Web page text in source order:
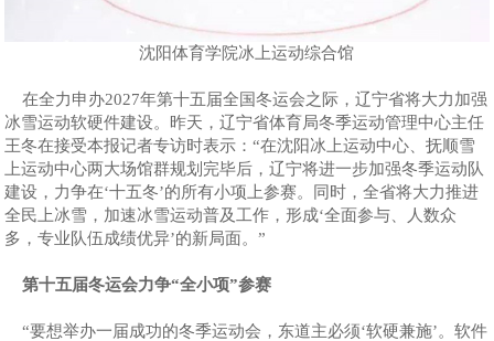
沈阳体育学院冰上运动综合馆
在全力申办2027年第十五届全国冬运会之际，辽宁省将大力加强
冰雪运动软硬件建设。昨天，辽宁省体育局冬季运动管理中心主任
王冬在接受本报记者专访时表示：“在沈阳冰上运动中心、抚顺雪
上运动中心两大场馆群规划完毕后，辽宁将进一步加强冬季运动队
建设，力争在‘十五冬’的所有小项上参赛。同时，全省将大力推进
全民上冰雪，加速冰雪运动普及工作，形成‘全面参与、人数众
多，专业队伍成绩优异’的新局面。”
第十五届冬运会力争“全小项”参赛
“要想举办一届成功的冬季运动会，东道主必须‘软硬兼施’。软件